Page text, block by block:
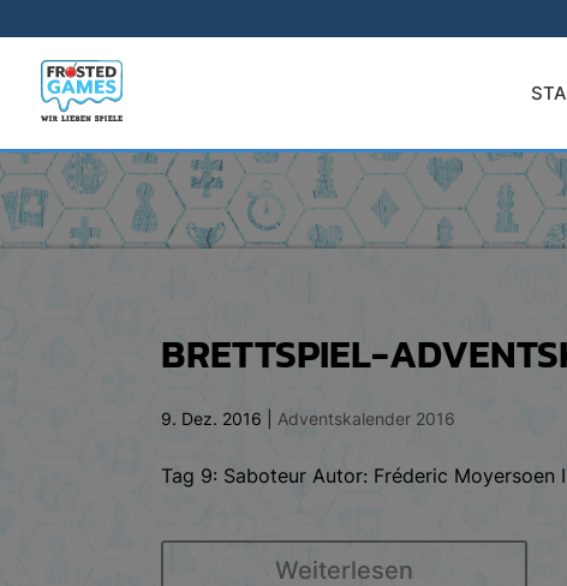
BRETTSPIEL-
9. Dez. 2016 Adventskalender 2016
Tag 9: Saboteur Autor: Fréderic
Weiterlesen